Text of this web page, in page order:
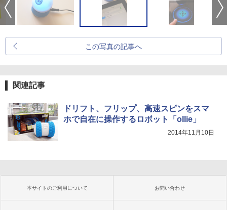
この写真の記事へ
関連記事
ドリフト、フリップ、高速スピンをスマ
ホで自在に操作するロボット「ollie」
2014年11月10日
本サイトのご利用について お問い合わせ